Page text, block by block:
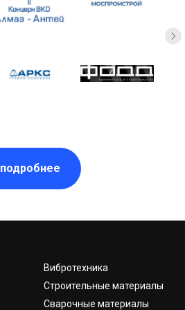
подробнее
Вибротехника
Строительные материалы
Сварочные материалы